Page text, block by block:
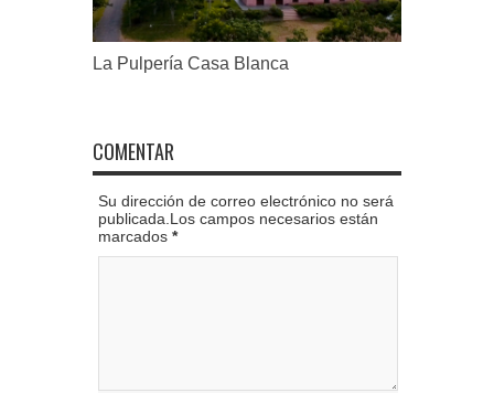
La Pulpería Casa Blanca
COMENTAR
Su dirección de correo electrónico no será
publicada.Los campos necesarios están
marcados *